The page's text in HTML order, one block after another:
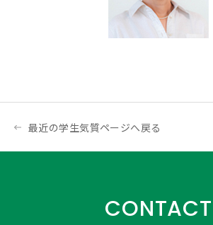
最近の学生気質ページへ戻る
CONTACT